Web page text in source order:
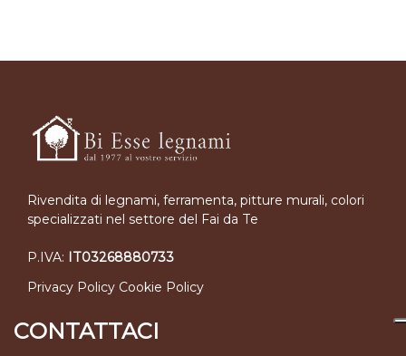
Rivendita di legnami, ferramenta, pitture murali, colori
specializzati nel settore del Fai da Te
P.IVA: IT03268880733
Privacy Policy Cookie Policy
CONTATTACI